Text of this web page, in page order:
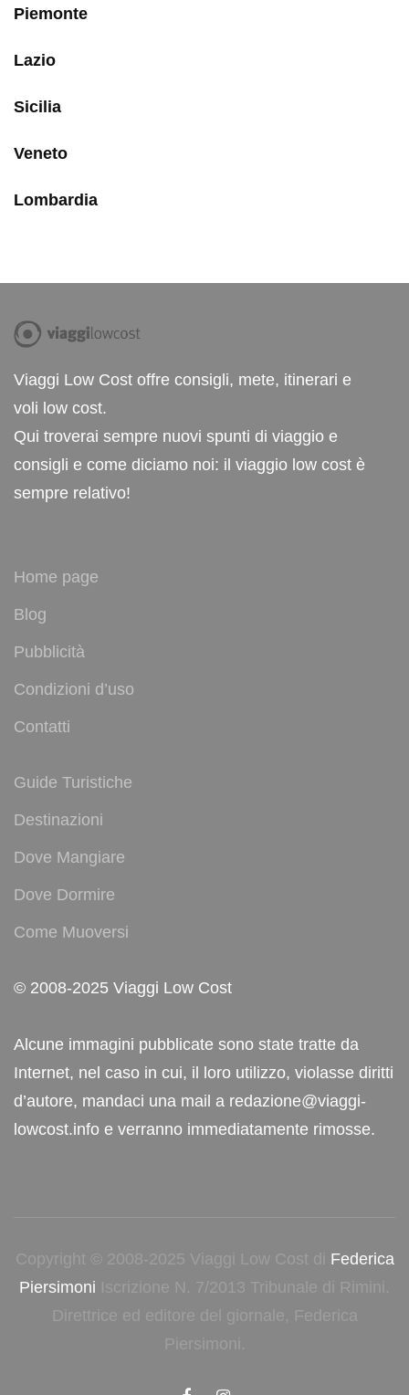
Piemonte
Lazio
Sicilia
Veneto
Lombardia
Viaggi Low Cost offre consigli, mete, itinerari e
voli low cost.
Qui troverai sempre nuovi spunti di viaggio e
consigli e come diciamo noi: il viaggio low cost è
sempre relativo!
Home page
Blog
Pubblicità
Condizioni d’uso
Contatti
Guide Turistiche
Destinazioni
Dove Mangiare
Dove Dormire
Come Muoversi
© 2008-2025 Viaggi Low Cost
Alcune immagini pubblicate sono state tratte da
Internet, nel caso in cui, il loro utilizzo, violasse diritti
d’autore, mandaci una mail a redazione@viaggi-
lowcost.info e verranno immediatamente rimosse.
Copyright © 2008-2025 Viaggi Low Cost di Federica
Piersimoni Iscrizione N. 7/2013 Tribunale di Rimini.
Direttrice ed editore del giornale, Federica
Piersimoni.